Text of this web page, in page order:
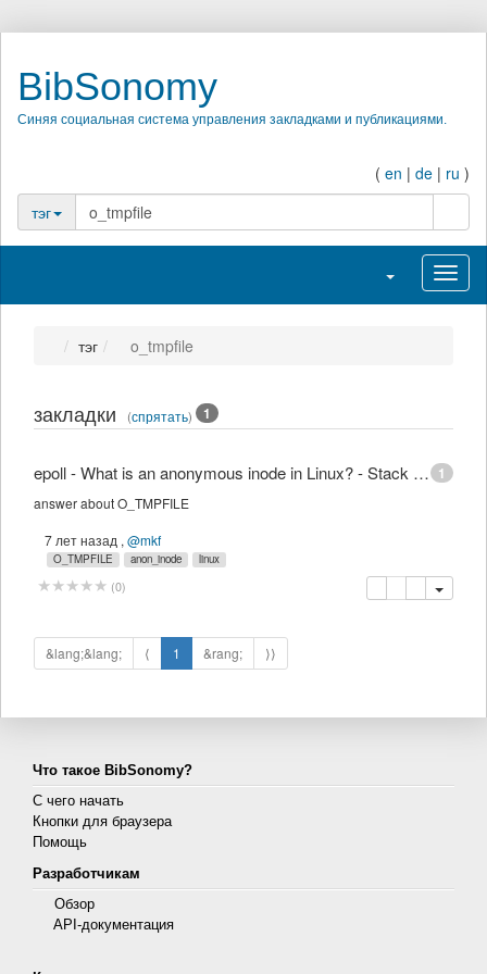
BibSonomy
Синяя социальная система управления закладками и публикациями.
( en | de | ru )
тэг
Переключить
тэг o_tmpfile
закладки (спрятать) 1
1
epoll - What is an anonymous inode in Linux? - Stack Overflow
answer about O_TMPFILE
7 лет назад , @mkf
O_TMPFILE anon_inode linux
(0) копировать
удалить
&lang;&lang; ⟨ 1 &rang; ⟩⟩
Что такое BibSonomy?
С чего начать
Кнопки для браузера
Помощь
Разработчикам
Обзор
API-документация